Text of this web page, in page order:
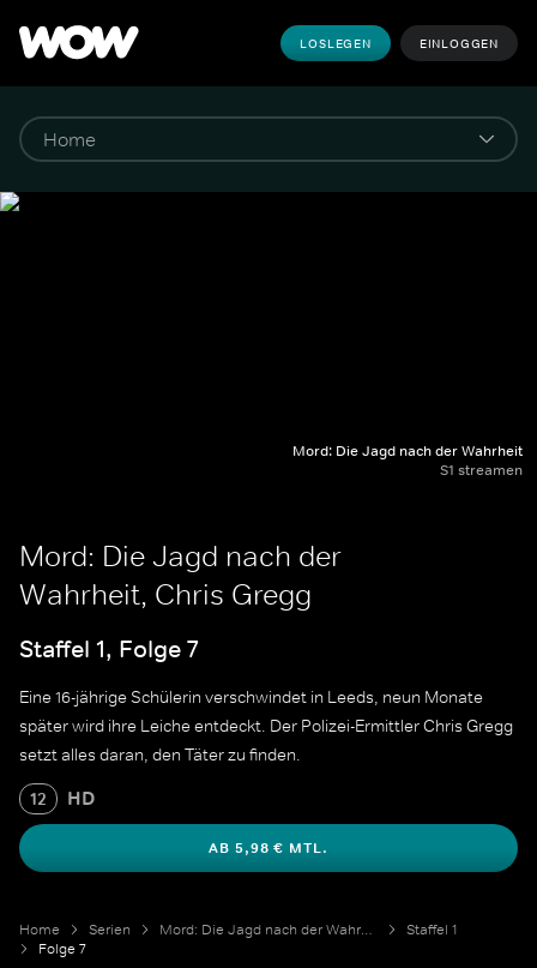
LOSLEGEN EINLOGGEN
Mord: Die Jagd nach der Wahrheit
S1 streamen
Mord: Die Jagd nach der
Wahrheit, Chris Gregg
Staffel 1, Folge 7
Eine 16-jährige Schülerin verschwindet in Leeds, neun Monate
später wird ihre Leiche entdeckt. Der Polizei-Ermittler Chris Gregg
setzt alles daran, den Täter zu finden.
12 HD
AB 5,98 € MTL.
Home Serien Mord: Die Jagd nach der Wahrheit
Staffel 1
Folge 7